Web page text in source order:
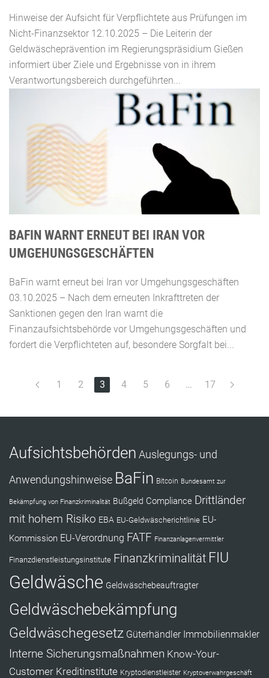
Hinweise der Aufsicht für Verpflichtete aus Prüfungen im
Nicht-Finanzsektor 12.10.2025 – Die Leiterin der
Geldwäscheprävention im Regierungspräsidium Gießen
informiert über Ziele und Ergebnisse von in ihrem
Verantwortungsbereich durchgeführten...
BAFIN WARNT ERNEUT BEI IRAN VOR
UMGEHUNGSGESCHÄFTEN
BaFin warnt erneut bei Iran vor Umgehungsgeschäften
03.10.2025 – Nach dem erneuten Inkrafttreten der
Sanktionen gegen den Iran warnt die
Finanzaufsichtsbehörde vor Umgehungsgeschäften und
fordert die Verpflichteten auf, besondere Sorgfalt bei...
1 2 3 4 5 6 … 17
Aufsichtsbehörden Auslegungs- und
Anwendungshinweise BaFin Bitcoin Bundesamt zur
Bekämpfung von Finanzkriminalität Bußgeld Compliance Drittländer
mit hohem Risiko EBA EU-Geldwäscherichtlinie EU-
Kommission EU-Verordnung FATF Finanzanlagenvermittler
Finanzdienstleistungsinstitute Finanzkriminalität FIU
Geldwäsche Geldwäschebeauftragter
Geldwäschebekämpfung
Geldwäschegesetz Güterhändler Immobilienmakler
Interne Sicherungsmaßnahmen Know-Your-
Customer Kreditinstitute Kryptodienstleister Kryptoverwahrgeschäft